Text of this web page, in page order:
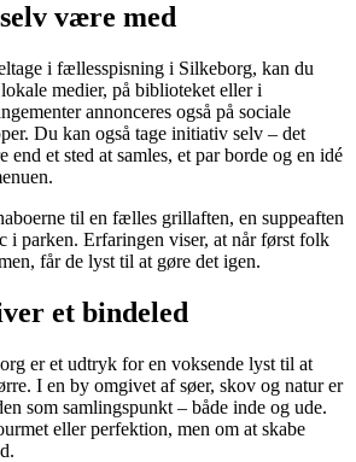
være med
i fællesspisning i Silkeborg, kan du
medier, på biblioteket eller i
annonceres også på sociale
Du kan også tage initiativ selv – det
et sted at samles, et par borde og en idé
til en fælles grillaften, en suppeaften
i parken. Erfaringen viser, at når først folk
får de lyst til at gøre det igen.
et bindeled
er et udtryk for en voksende lyst til at
I en by omgivet af søer, skov og natur er
som samlingspunkt – både inde og ude.
eller perfektion, men om at skabe